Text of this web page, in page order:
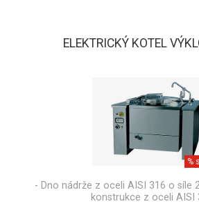
ELEKTRICKÝ KOTEL
%
- Dno nádrže z oceli AISI 316 o síle
konstrukce z oceli AISI